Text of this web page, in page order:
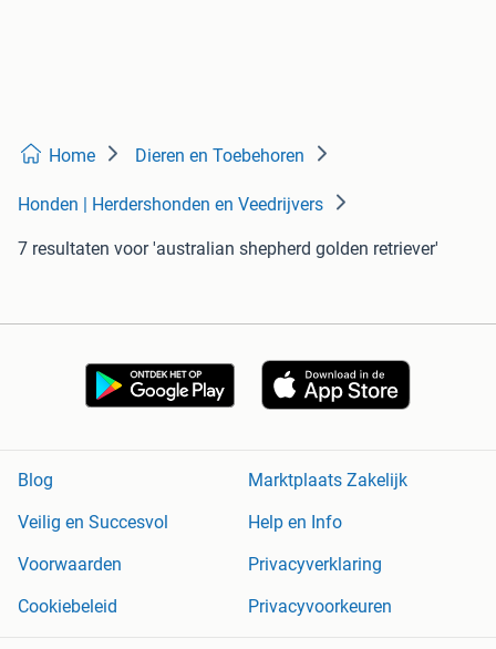
Home Dieren en Toebehoren
Honden | Herdershonden en Veedrijvers
7 resultaten voor 'australian shepherd golden retriever'
Blog
Marktplaats Zakelijk
Veilig en Succesvol
Help en Info
Voorwaarden
Privacyverklaring
Cookiebeleid
Privacyvoorkeuren